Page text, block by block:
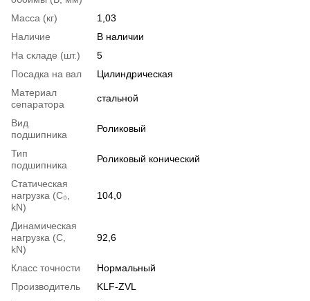
Масса (кг)
1,03
Наличие
В наличии
На складе (шт.)
5
Посадка на вал
Цилиндрическая
Материал
сепаратора
стальной
Вид
подшипника
Роликовый
Тип
подшипника
Роликовый конический
Статическая
нагрузка (С₀,
kN)
104,0
Динамическая
нагрузка (С,
kN)
92,6
Класс точности
Нормальный
Производитель
KLF-ZVL